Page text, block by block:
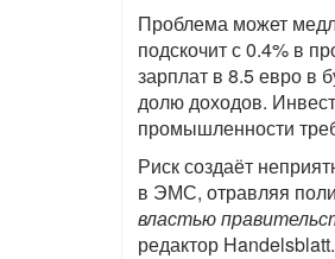
Проблема может
подскочит с 0.4% в
зарплат в 8.5 евро в
долю доходов.
промышленности
Риск создаёт
в ЭМС, отравляя
властью
редактор Handelsblatt.